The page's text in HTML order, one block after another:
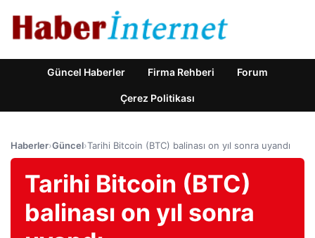
Güncel Haberler Firma Rehberi Forum
Çerez Politikası
Haberler›Güncel›Tarihi Bitcoin (BTC) balinası on yıl sonra uyandı
Tarihi Bitcoin (BTC)
balinası on yıl sonra